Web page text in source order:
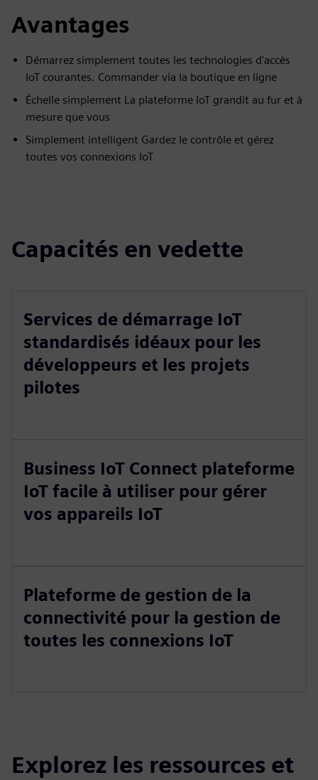
Avantages
Démarrez simplement toutes les technologies d'accès
IoT courantes. Commander via la boutique en ligne
Échelle simplement La plateforme IoT grandit au fur et à
mesure que vous
Simplement intelligent Gardez le contrôle et gérez
toutes vos connexions IoT
Capacités en vedette
Services de démarrage IoT
standardisés idéaux pour les
développeurs et les projets
pilotes
Business IoT Connect plateforme
IoT facile à utiliser pour gérer
vos appareils IoT
Plateforme de gestion de la
connectivité pour la gestion de
toutes les connexions IoT
Explorez les ressources et